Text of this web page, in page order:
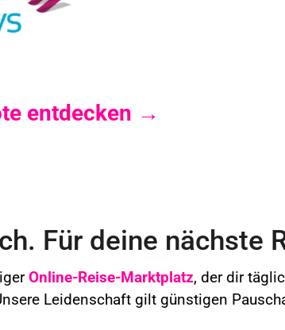
entdecken →
Für deine nächste
Online-Reise-Marktplatz, der dir
Leidenschaft gilt günstigen